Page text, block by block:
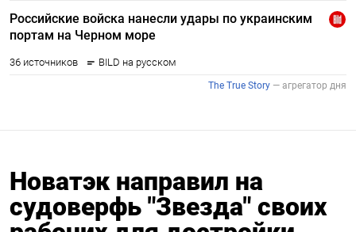
Новатэк направил на
судоверфь "Звезда" своих